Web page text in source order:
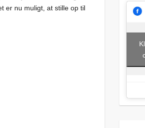
er nu muligt, at stille op til